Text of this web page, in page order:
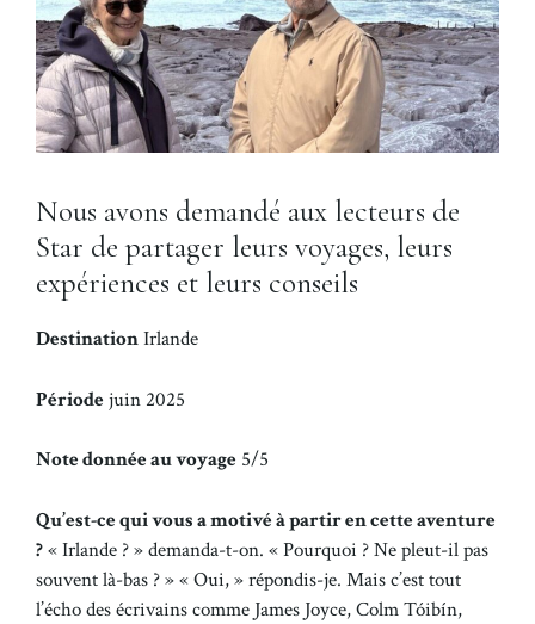
Nous avons demandé aux lecteurs de
Star de partager leurs voyages, leurs
expériences et leurs conseils
DestinationIrlande
Périodejuin 2025
Note donnée au voyage 5/5
Qu’est-ce qui vous a motivé à partir en cette aventure
?« Irlande ? » demanda-t-on. « Pourquoi ? Ne pleut-il pas
souvent là-bas ? » « Oui, » répondis-je. Mais c’est tout
l’écho des écrivains comme James Joyce, Colm Tóibín,